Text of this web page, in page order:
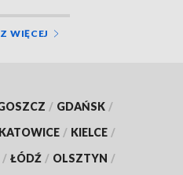
WIĘCEJ
/ GDAŃSK /
KATOWICE / KIELCE /
/ ŁÓDŹ / OLSZTYN /